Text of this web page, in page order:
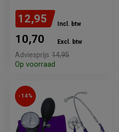
12,95 Incl. btw
10,70 Excl. btw
Adviesprijs 14,95
Op voorraad
-14%